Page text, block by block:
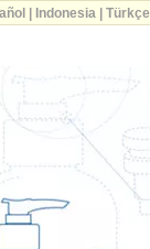
Indonesia| Türkçe